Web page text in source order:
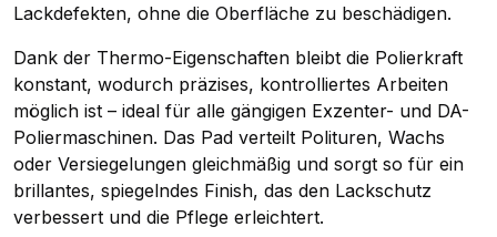
Lackdefekten, ohne die Oberfläche zu beschädigen.
Dank der Thermo-Eigenschaften bleibt die Polierkraft
konstant, wodurch präzises, kontrolliertes Arbeiten
möglich ist – ideal für alle gängigen Exzenter- und DA-
Poliermaschinen. Das Pad verteilt Polituren, Wachs
oder Versiegelungen gleichmäßig und sorgt so für ein
brillantes, spiegelndes Finish, das den Lackschutz
verbessert und die Pflege erleichtert.